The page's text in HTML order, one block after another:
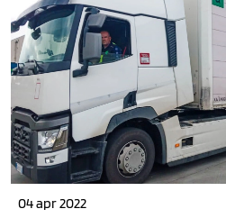
04 apr 2022